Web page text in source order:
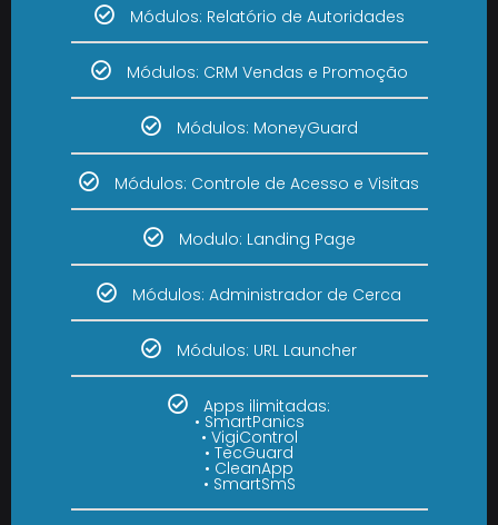
Módulos: Relatório de Autoridades
Módulos: CRM Vendas e Promoção
Módulos: MoneyGuard
Módulos: Controle de Acesso e Visitas
Modulo: Landing Page
Módulos: Administrador de Cerca
Módulos: URL Launcher
Apps ilimitadas:
• SmartPanics
• VigiControl
• TecGuard
• CleanApp
• SmartSmS